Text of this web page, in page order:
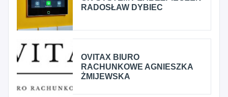
RADOSŁAW DYBIEC
OVITAX BIURO
RACHUNKOWE AGNIESZKA
ŻMIJEWSKA